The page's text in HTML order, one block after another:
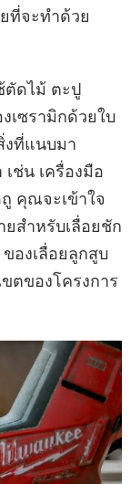
ที่จะทำด้วย
ตัดไม้ ตะปู
เซรามิกด้วยใบ
งที่แนบมา
ช่น เครื่องมือ
คุณจะเข้าใจ
สำหรับเลื่อยชัก
ของเลื่อยลูกสูบ
ตของโครงการ